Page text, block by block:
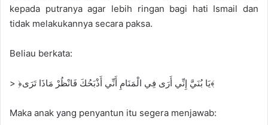
kepada putranya agar lebih ringan bagi hati Ismail dan
tidak melakukannya secara paksa.
Beliau berkata:
> ﴿يَا بُنَيَّ إِنِّي أَرَى فِي الْمَنَامِ أَنِّي أَذْبَحُكَ فَانْظُرْ مَاذَا تَرَى﴾
Maka anak yang penyantun itu segera menjawab: